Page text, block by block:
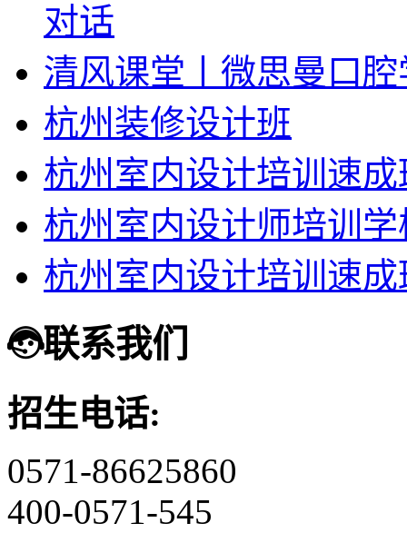
对话
清风课堂丨微思曼口
杭州装修设计班
杭州室内设计培训速成
杭州室内设计师培训
杭州室内设计培训速成
联系我们
招生电话:
0571-86625860
400-0571-545